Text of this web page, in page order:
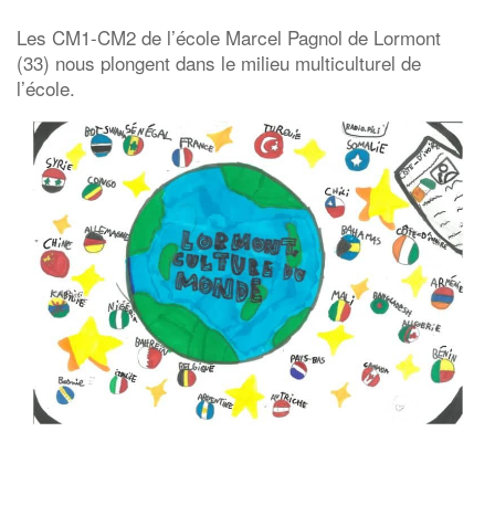
Les CM1-CM2 de l’école Marcel Pagnol de Lormont
(33) nous plongent dans le milieu multiculturel de
l’école.